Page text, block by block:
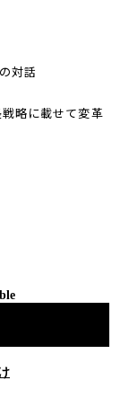
対話
略に載せて変革